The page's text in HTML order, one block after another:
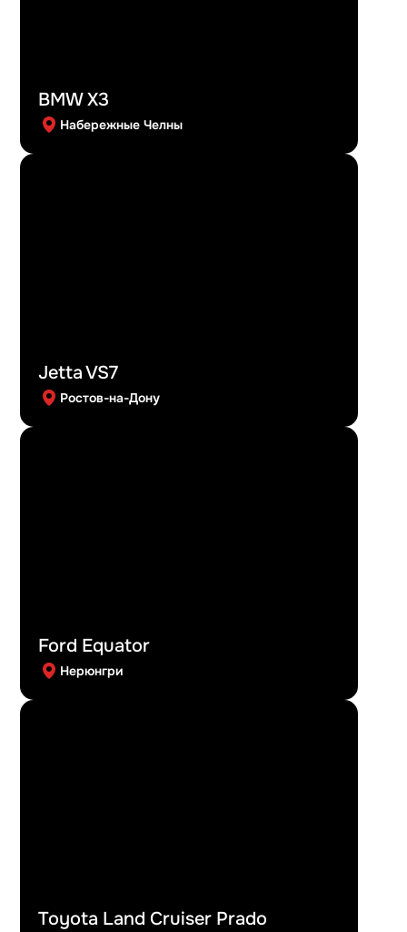
BMW X3
Набережные Челны
Jetta VS7
Ростов-на-Дону
Ford Equator
Нерюнгри
Toyota Land Cruiser Prado